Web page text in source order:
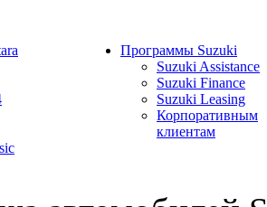
Программы Suzuki
Suzuki Assistance
Suzuki Finance
Suzuki Leasing
Корпоративным
клиентам